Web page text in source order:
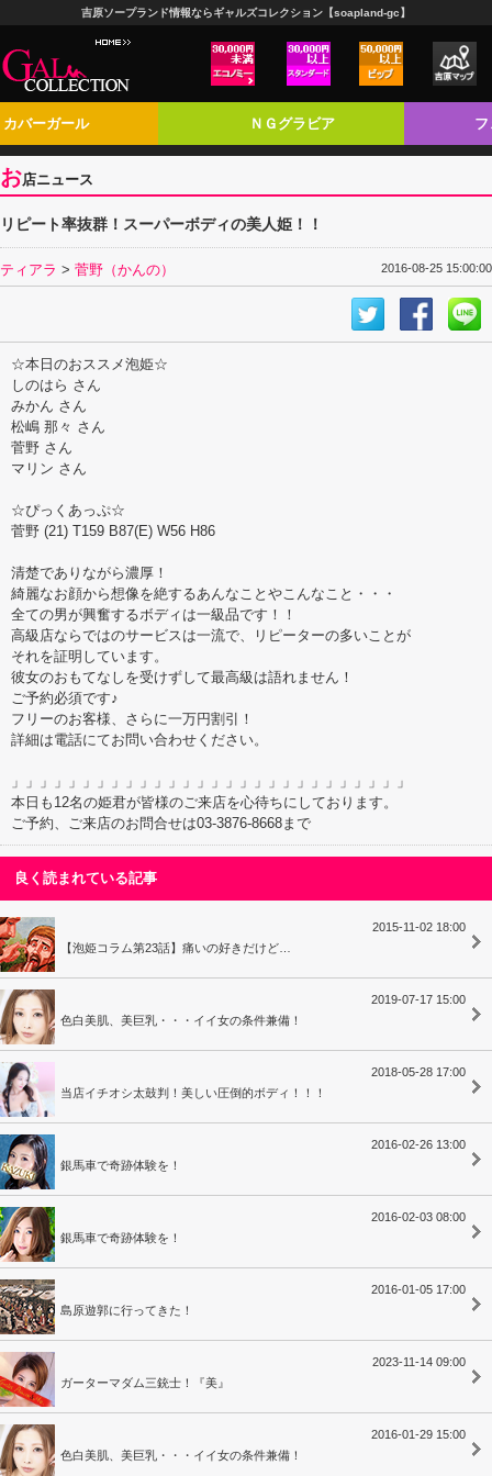
吉原ソープランド情報ならギャルズコレクション【soapland-gc】
カバーガール ＮＧグラビア
お店ニュース
リピート率抜群！スーパーボディの美人姫！！
ティアラ > 菅野（かんの） 2016-08-25 15:00:00
☆本日のおススメ泡姫☆
しのはら さん
みかん さん
松嶋 那々 さん
菅野 さん
マリン さん
☆ぴっくあっぷ☆
菅野 (21) T159 B87(E) W56 H86
清楚でありながら濃厚！
綺麗なお顔から想像を絶するあんなことやこんなこと・・・
全ての男が興奮するボディは一級品です！！
高級店ならではのサービスは一流で、リピーターの多いことが
それを証明しています。
彼女のおもてなしを受けずして最高級は語れません！
ご予約必須です♪
フリーのお客様、さらに一万円割引！
詳細は電話にてお問い合わせください。
」」」」」」」」」」」」」」」」」」」」」」」」」」」」
本日も12名の姫君が皆様のご来店を心待ちにしております。
ご予約、ご来店のお問合せは03-3876-8668まで
良く読まれている記事
2015-11-02 18:00
【泡姫コラム第23話】痛いの好きだけど…
2019-07-17 15:00
色白美肌、美巨乳・・・イイ女の条件兼備！
2018-05-28 17:00
当店イチオシ太鼓判！美しい圧倒的ボディ！！！
2016-02-26 13:00
銀馬車で奇跡体験を！
2016-02-03 08:00
銀馬車で奇跡体験を！
2016-01-05 17:00
島原遊郭に行ってきた！
2023-11-14 09:00
ガーターマダム三銃士！『美』
2016-01-29 15:00
色白美肌、美巨乳・・・イイ女の条件兼備！